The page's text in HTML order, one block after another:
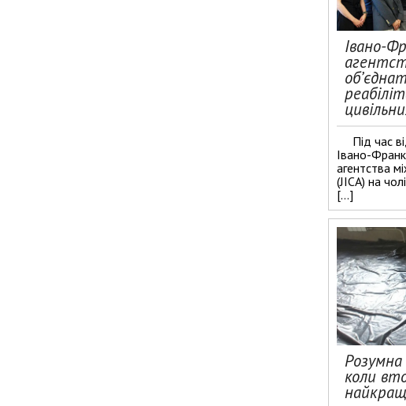
Івано-
Під час
Івано-
агентства
(JICA) на
[…]
коли